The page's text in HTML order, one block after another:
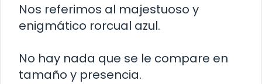
Nos referimos al majestuoso y
enigmático rorcual azul.
No hay nada que se le compare en
tamaño y presencia.